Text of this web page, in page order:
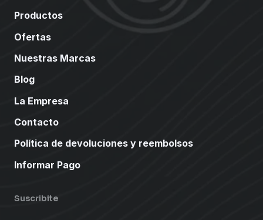
Productos
Ofertas
Nuestras Marcas
Blog
La Empresa
Contacto
Política de devoluciones y reembolsos
Informar Pago
Suscribite